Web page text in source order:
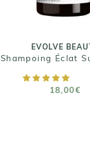
EVOLVE
Shampoing Éclat
18,00€
Taille :
AJOUTER AU